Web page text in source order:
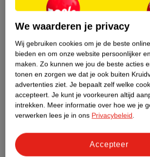
Productinformatie
Etiketinformatie
Nature Impact Score
Dit product heeft (nog)
Impact Score.
Meer informatie
Bestel & Bezorginformatie
We waarderen je privacy
Wij gebruiken cookies om je de beste
bieden en om onze website persoonlijker
maken. Zo kunnen we jou de beste acties
tonen en zorgen we dat je ook buiten
advertenties ziet. Je bepaalt zelf welke
accepteert. Je kunt je voorkeuren altijd
intrekken. Meer informatie over hoe we je
verwerken lees je in ons Privacybeleid.
Accepteer